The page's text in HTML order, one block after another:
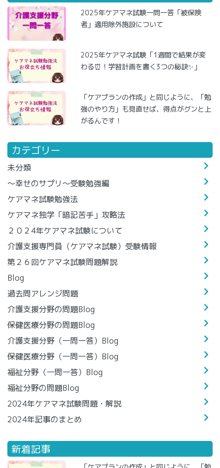
2025年ケアマネ試験一問一答「被保険
者」適用除外施設について
2025年ケアマネ試験「1週間で結果が変
わる⏰！学習計画を書く3つの秘訣✨」
「ケアプランの作成」と同じように、「勉
強のやり方」も見直せば、得点がグンと上
がるんです！
カテゴリー
未分類
～幸せのサプリ～受験勉強編
ケアマネ試験勉強法
ケアマネ独学「暗記苦手」攻略法
２０２4年ケアマネ試験について
介護支援専門員（ケアマネ試験）受験情報
第２６回ケアマネ試験問題解説
Blog
過去問アレンジ問題
介護支援分野の問題Blog
保健医療分野の問題Blog
介護支援分野（一問一答）Blog
保健医療分野（一問一答）Blog
福祉分野（一問一答）Blog
福祉分野の問題Blog
2024年ケアマネ試験問題・解説
2024年記事のまとめ
新着記事